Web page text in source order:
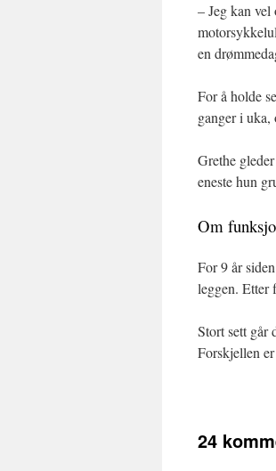
– Jeg kan
en
For å holde
ganger i uka,
Grethe
eneste hun
Om
For 9 år
leggen. Etter
Stort sett går
Forskjellen
24